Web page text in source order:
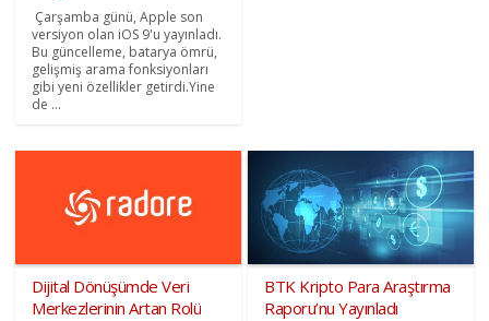
Çarşamba günü, Apple son
versiyon olan iOS 9'u yayınladı.
Bu güncelleme, batarya ömrü,
gelişmiş arama fonksiyonları
gibi yeni özellikler getirdi.Yine
de ...
Dijital Dönüşümde Veri
Merkezlerinin Artan Rolü
BTK Kripto Para Araştırma
Raporu’nu Yayınladı